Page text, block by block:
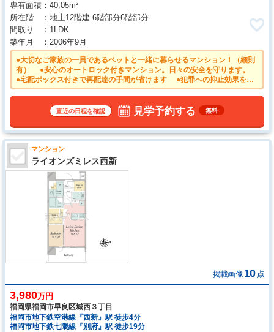
専有面積
40.05m²
所在階
地上12階建 6階部分6階部分
間取り
1LDK
築年月
2006年9月
●大切なご家族の一員であるペットと一緒に暮らせるマンション！（細則
有） ●安心のオートロック付きマンション。日々の安全を守ります。
●宅配ボックス付きで再配達の手間が省けます ●犯罪への抑⽌効果を⾼
める防犯カメラを共⽤部の各所に設置してあります。 ●物件の事、諸費
案内も可能です。まずはお気軽にお問合せ下さいませ。
直近の日程を確認 見学予約する 無料
マンション
ライオンズミレス西新
掲載画像 10 点
3,980万円
福岡県福岡市早良区城西３丁目
福岡市地下鉄空港線『西新』駅 徒歩4分
福岡市地下鉄七隈線『別府』駅 徒歩19分